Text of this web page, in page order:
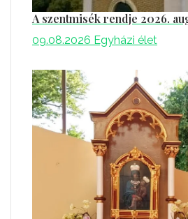
A szentmisék rendje 2026.
09.08.2026 Egyházi élet